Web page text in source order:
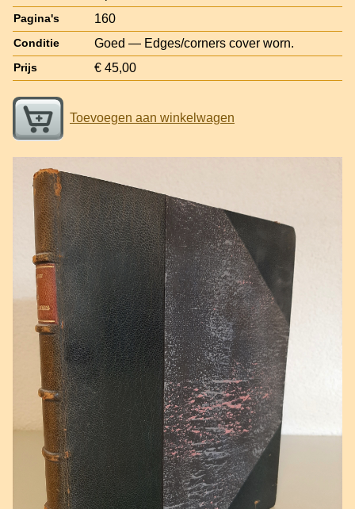
Pagina's 160
Conditie Goed — Edges/corners cover worn.
Prijs € 45,00
Toevoegen aan winkelwagen